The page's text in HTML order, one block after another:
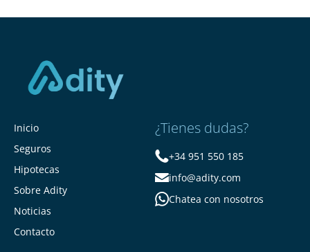
Inicio
Seguros
Hipotecas
Sobre Adity
Noticias
Contacto
¿Tienes dudas?
+34 951 550 185
info@adity.com
Chatea con nosotros